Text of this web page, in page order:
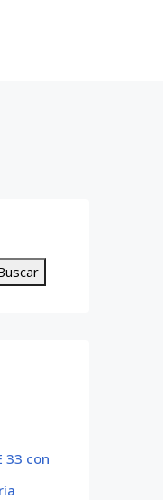
33 con